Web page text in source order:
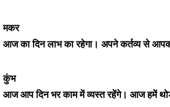
मकर
आज का दिन लाभ का रहेगा। अपने कर्तव्य से
कुंभ
आज आप दिन भर काम में व्यस्त रहेंगे। आज हमें